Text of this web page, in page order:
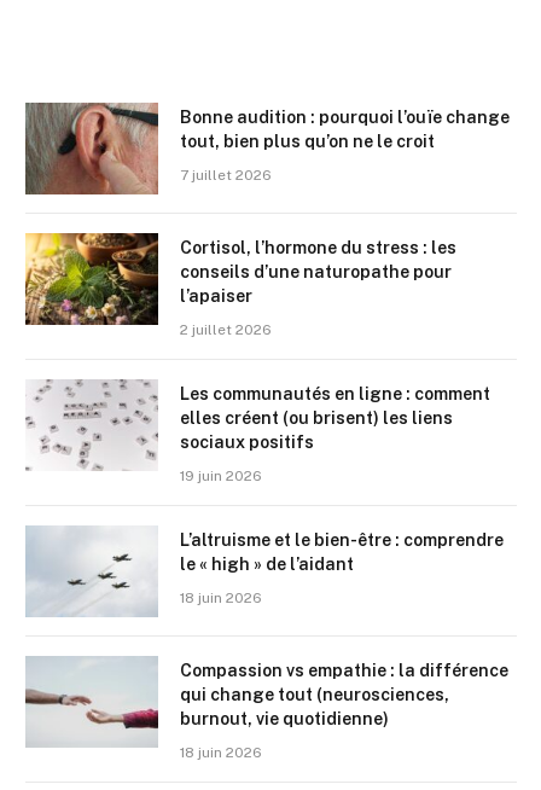
Bonne audition : pourquoi l’ouïe change
tout, bien plus qu’on ne le croit
7 juillet 2026
Cortisol, l’hormone du stress : les
conseils d’une naturopathe pour
l’apaiser
2 juillet 2026
Les communautés en ligne : comment
elles créent (ou brisent) les liens
sociaux positifs
19 juin 2026
L’altruisme et le bien-être : comprendre
le « high » de l’aidant
18 juin 2026
Compassion vs empathie : la différence
qui change tout (neurosciences,
burnout, vie quotidienne)
18 juin 2026